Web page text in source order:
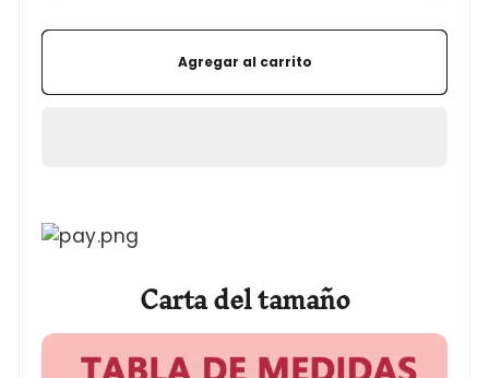
Agregar al carrito
de
Carta del tamaño